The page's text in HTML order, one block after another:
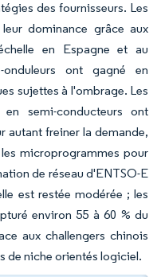
des fournisseurs. Les
dominance grâce aux
en Espagne et au
ont gagné en
sujettes à l'ombrage. Les
en semi-conducteurs ont
autant freiner la demande,
microprogrammes pour
de réseau d'ENTSO-E
est restée modérée ; les
environ 55 à 60 % du
aux challengers chinois
de niche orientés logiciel.